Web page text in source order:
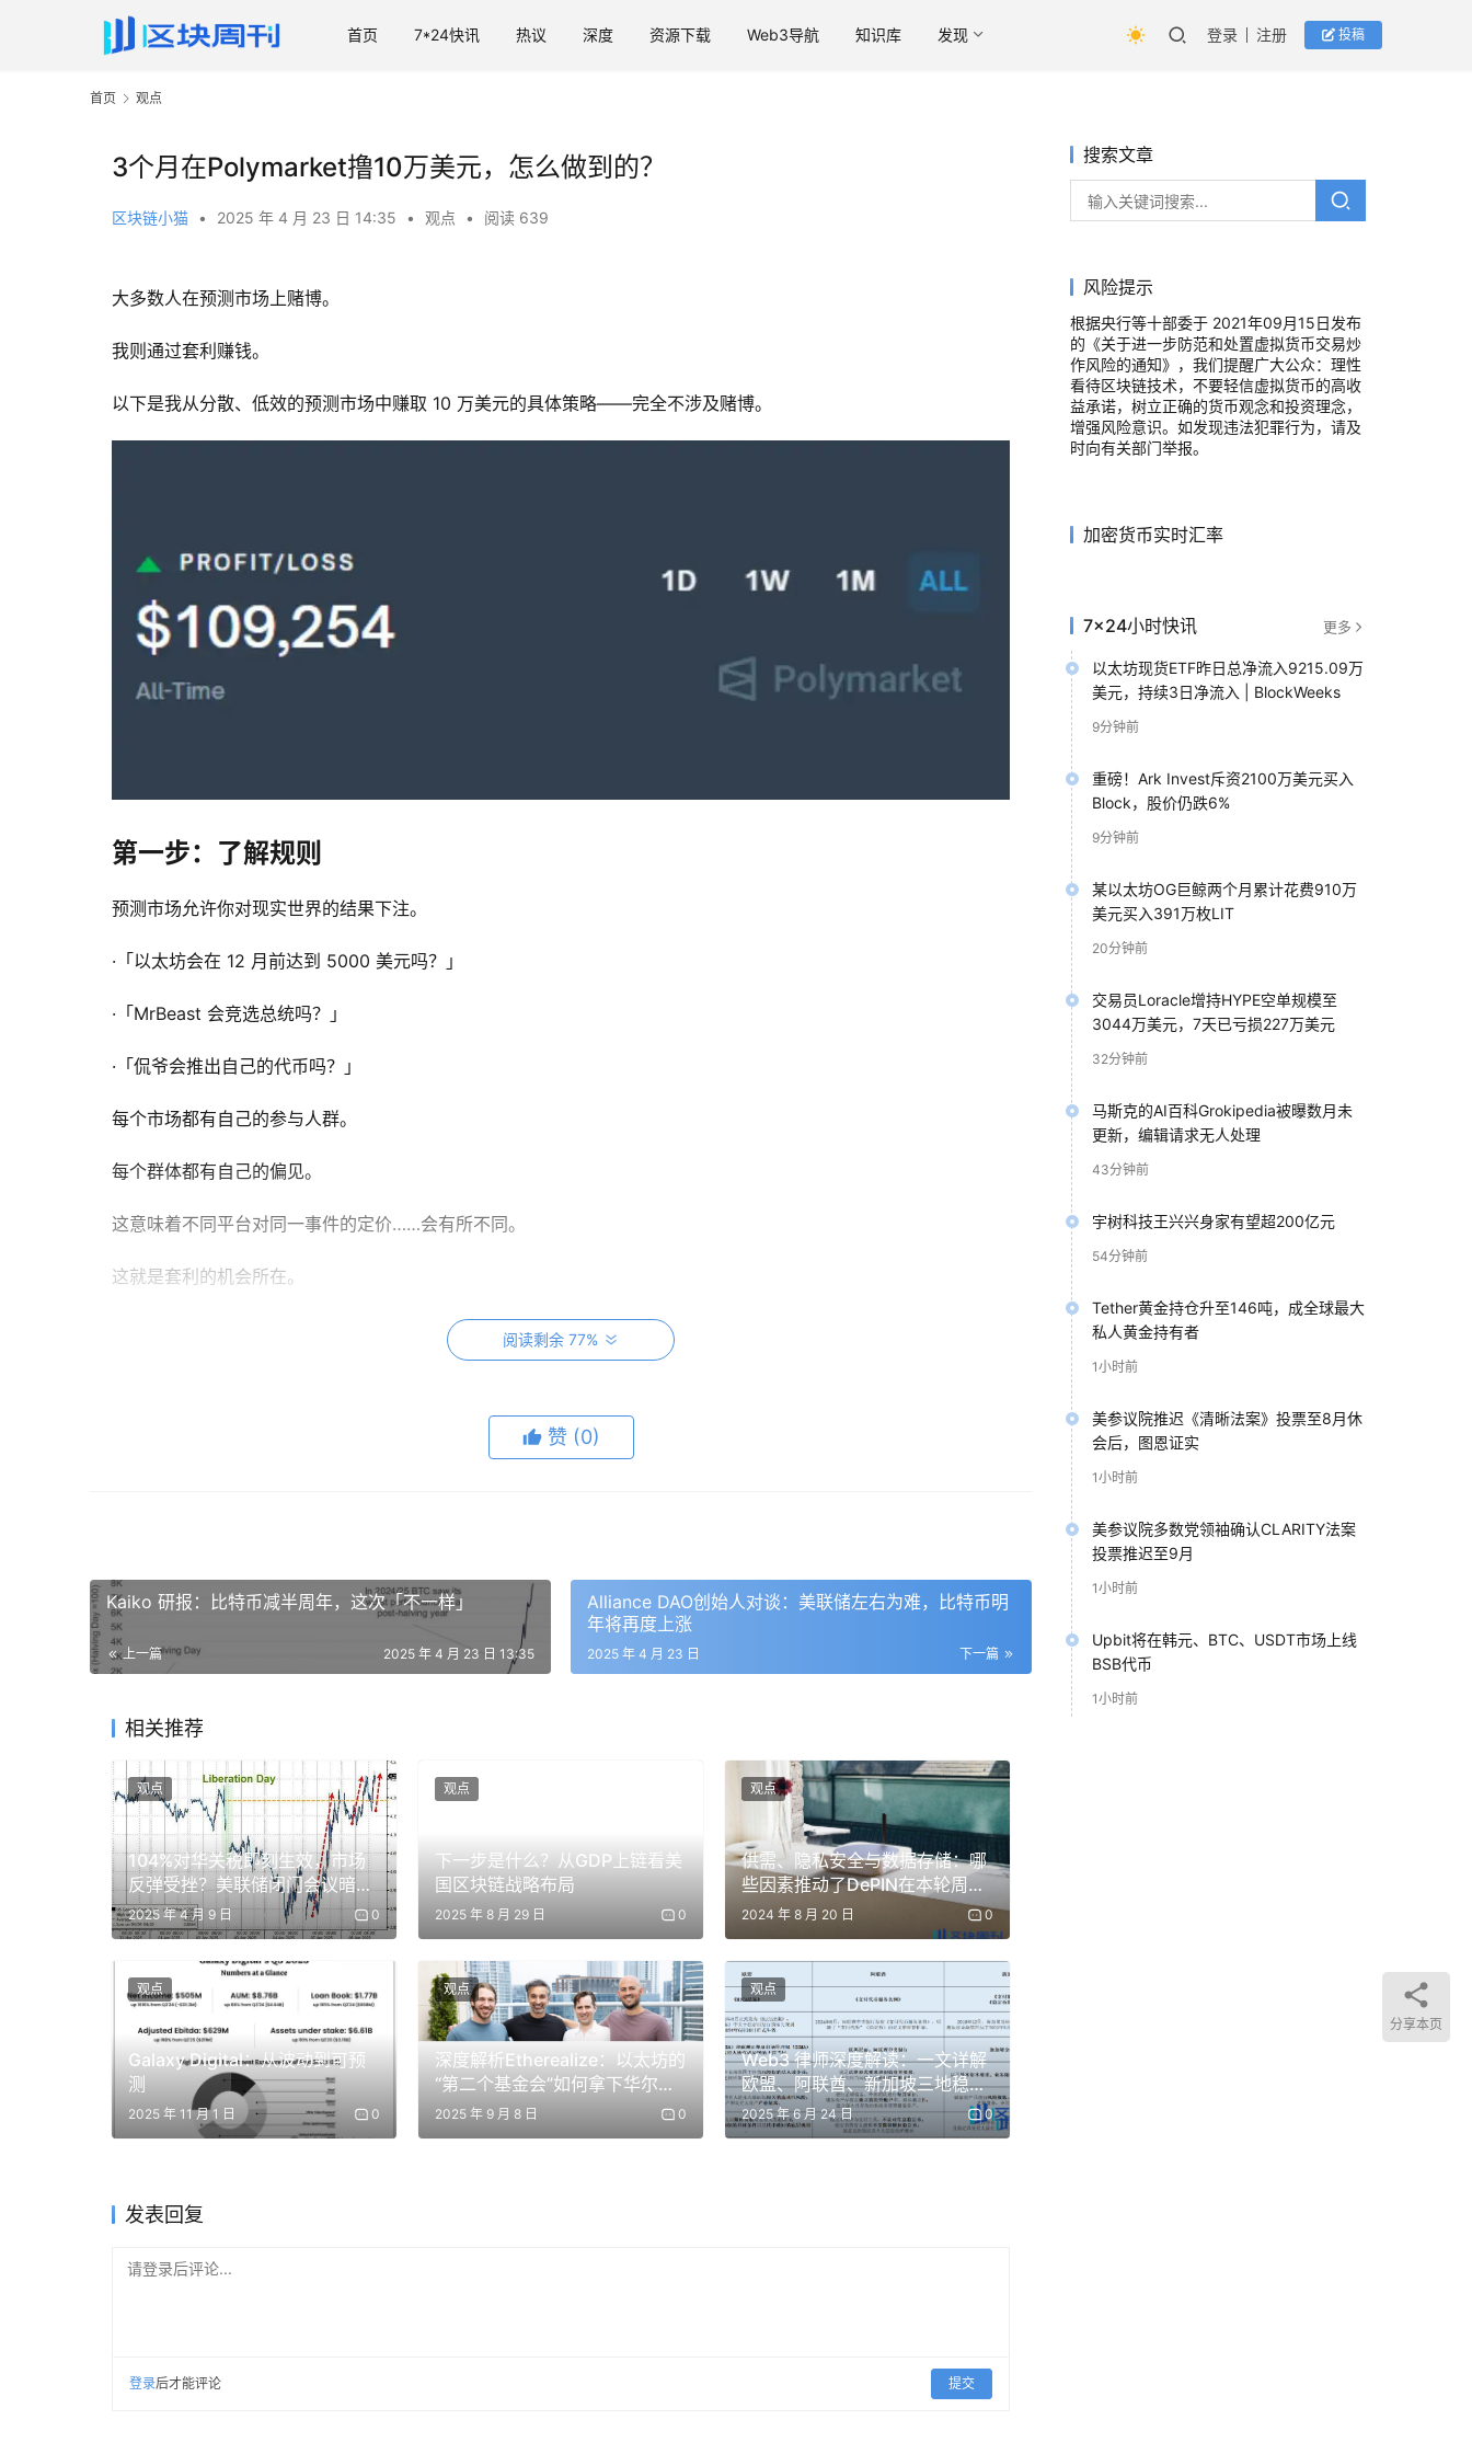
首页 7*24快讯 热议 深度 资源下载 Web3导航 知识库 发现 登录 注册 投稿
首页 观点
3个月在Polymarket撸10万美元，怎么做到的？
区块链小猫 • 2025 年 4 月 23 日 14:35 • 观点 • 阅读 639
大多数人在预测市场上赌博。
我则通过套利赚钱。
以下是我从分散、低效的预测市场中赚取 10 万美元的具体策略——完全不涉及赌博。
第一步：了解规则
预测市场允许你对现实世界的结果下注。
·「以太坊会在 12 月前达到 5000 美元吗？」
·「MrBeast 会竞选总统吗？」
·「侃爷会推出自己的代币吗？」
每个市场都有自己的参与人群。
每个群体都有自己的偏见。
这意味着不同平台对同一事件的定价……会有所不同。
这就是套利的机会所在。
如果平台 A 的「是」价格为 40 美分，平台 B 的「否」价格为 55 美分……
对我来说效果很好的是多结果市场。
这些市场最容易出现问题。
例如：
· 本周末 F1 谁会赢？
· 英国大选中哪个党会获胜？
· 真人秀下一个被淘汰的是谁？
结果越多=复杂度越高=定价错误越多。
理论上，所有结果的概率总和应为 100%。
实际上？我经常看到市场总和达到 110%。
为什么？因为大多数平台会嵌入隐藏费用——「超额」（overround）。
而且很多平台让群体决定赔率。
第三步：如何判断是否是套利机会
你在不同平台找到同一事件的定价。为每个结果选择最低价格。如果总和低于 1 美元，你就找到了套利机会。
阅读剩余 77%
赞 (0)
Kaiko 研报：比特币减半周年，这次「不一样」
上一篇 2025 年 4 月 23 日 13:35
Alliance DAO创始人对谈：美联储左右为难，比特币明
年将再度上涨
下一篇
2025 年 4 月 23 日
相关推荐
104%对华关税即刻生效，市场
反弹受挫？美联储闭门会议暗藏
玄机？
2025 年 4 月 9 日 0
观点
下一步是什么？从GDP上链看美
国区块链战略布局
2025 年 8 月 29 日 0
观点
供需、隐私安全与数据存储：哪
些因素推动了DePIN在本轮周期
中的快速崛起？
2024 年 8 月 20 日 0
观点
Galaxy Digital：从波动到可预
测
2025 年 11 月 1 日 0
观点
深度解析Etherealize：以太坊的
“第二个基金会”如何拿下华尔
街？
2025 年 9 月 8 日 0
观点
Web3 律师深度解读：一文详解
欧盟、阿联酋、新加坡三地稳定
币监管框架
2025 年 6 月 24 日 0
观点
发表回复
请登录后评论...
登录后才能评论 提交
搜索文章
风险提示
根据央行等十部委于 2021年09月15日发布
的《关于进一步防范和处置虚拟货币交易炒
作风险的通知》，我们提醒广大公众：理性
看待区块链技术，不要轻信虚拟货币的高收
益承诺，树立正确的货币观念和投资理念，
增强风险意识。如发现违法犯罪行为，请及
时向有关部门举报。
加密货币实时汇率
7×24小时快讯 更多
以太坊现货ETF昨日总净流入9215.09万
美元，持续3日净流入 | BlockWeeks
9分钟前
重磅！Ark Invest斥资2100万美元买入
Block，股价仍跌6%
9分钟前
某以太坊OG巨鲸两个月累计花费910万
美元买入391万枚LIT
20分钟前
交易员Loracle增持HYPE空单规模至
3044万美元，7天已亏损227万美元
32分钟前
马斯克的AI百科Grokipedia被曝数月未
更新，编辑请求无人处理
43分钟前
宇树科技王兴兴身家有望超200亿元
54分钟前
Tether黄金持仓升至146吨，成全球最大
私人黄金持有者
1小时前
美参议院推迟《清晰法案》投票至8月休
会后，图恩证实
1小时前
美参议院多数党领袖确认CLARITY法案
投票推迟至9月
1小时前
Upbit将在韩元、BTC、USDT市场上线
BSB代币
1小时前
分享本页